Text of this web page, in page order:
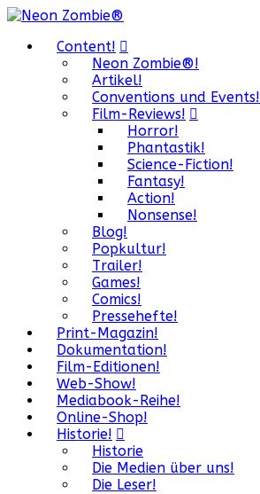
Content!
Neon Zombie®!
Artikel!
Conventions und Events!
Film-Reviews!
Horror!
Phantastik!
Science-Fiction!
Fantasy!
Action!
Nonsense!
Blog!
Popkultur!
Trailer!
Games!
Comics!
Pressehefte!
Print-Magazin!
Dokumentation!
Film-Editionen!
Web-Show!
Mediabook-Reihe!
Online-Shop!
Historie!
Historie
Die Medien über uns!
Die Leser!